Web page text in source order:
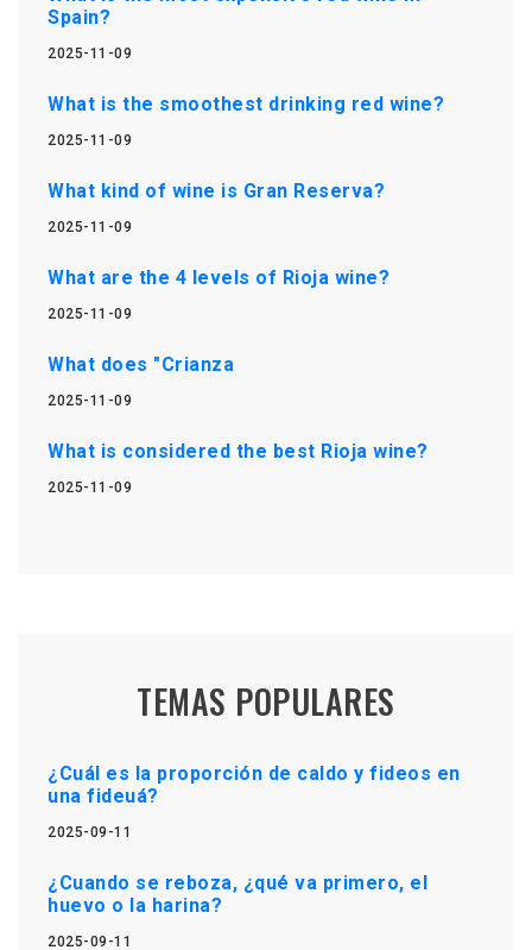
Spain?
2025-11-09
What is the smoothest drinking red wine?
2025-11-09
What kind of wine is Gran Reserva?
2025-11-09
What are the 4 levels of Rioja wine?
2025-11-09
What does "Crianza
2025-11-09
What is considered the best Rioja wine?
2025-11-09
TEMAS POPULARES
¿Cuál es la proporción de caldo y fideos en
una fideuá?
2025-09-11
¿Cuando se reboza, ¿qué va primero, el
huevo o la harina?
2025-09-11